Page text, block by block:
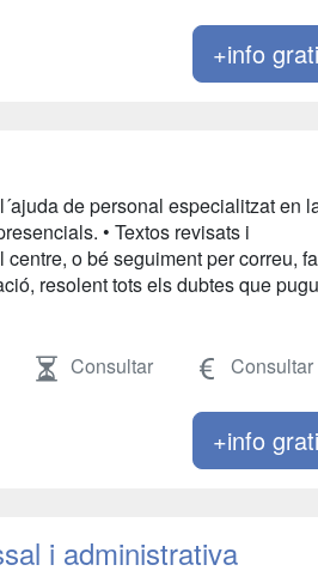
+info
de personal especialitzat en
• Textos revisats i
o bé seguiment per correu,
resolent tots els dubtes que
Consultar Consultar
+info
i administrativa